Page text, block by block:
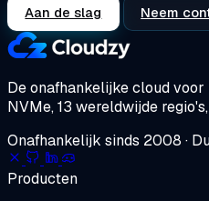
Aan de slag Neem
De onafhankelijke cloud voor
NVMe, 13 wereldwijde
Onafhankelijk sinds 2008 ·
Producten